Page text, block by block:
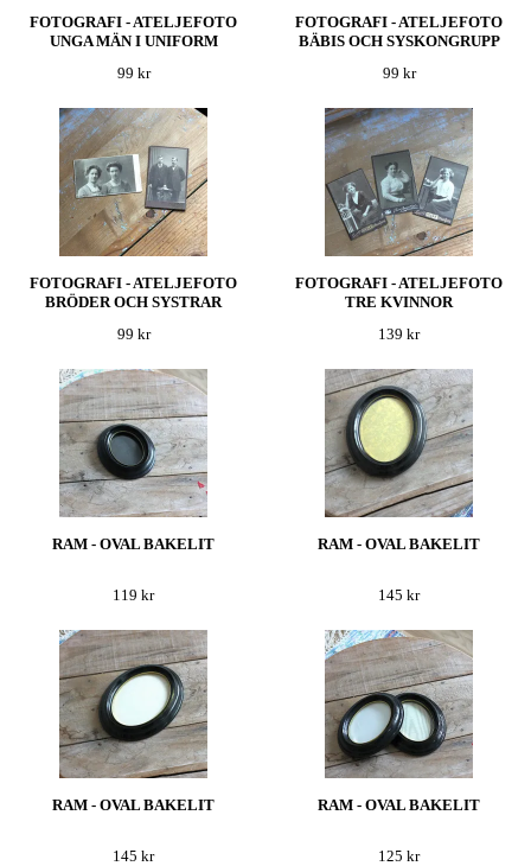
FOTOGRAFI - ATELJEFOTO
UNGA MÄN I UNIFORM
99 kr
FOTOGRAFI - ATELJEFOTO
BÄBIS OCH SYSKONGRUPP
99 kr
FOTOGRAFI - ATELJEFOTO
BRÖDER OCH SYSTRAR
99 kr
FOTOGRAFI - ATELJEFOTO
TRE KVINNOR
139 kr
RAM - OVAL BAKELIT
119 kr
RAM - OVAL BAKELIT
145 kr
RAM - OVAL BAKELIT
145 kr
RAM - OVAL BAKELIT
125 kr